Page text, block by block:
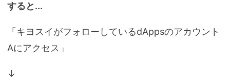
すると...
「キヨスイがフォローしているdAppsのアカウント
Aにアクセス」
↓